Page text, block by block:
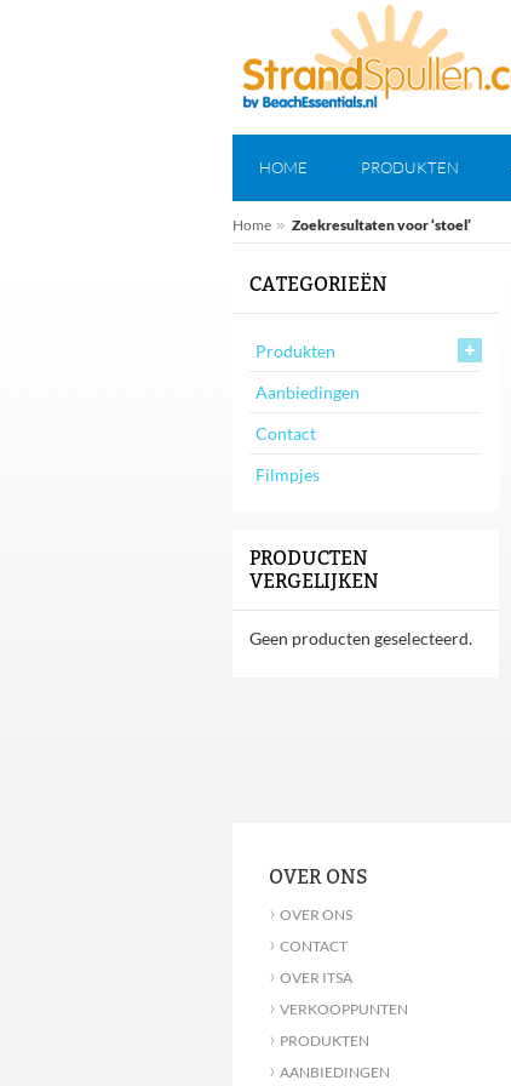
HOME PRODUKTEN
Home » Zoekresultaten voor ‘stoel’
CATEGORIEËN
Produkten
Aanbiedingen
Contact
Filmpjes
PRODUCTEN
VERGELIJKEN
Geen producten geselecteerd.
OVER ONS
› OVER ONS
› CONTACT
› OVER ITSA
› VERKOOPPUNTEN
› PRODUKTEN
› AANBIEDINGEN